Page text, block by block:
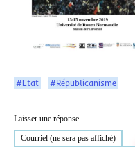
#Etat #Républicanisme
Laisser une réponse
Courriel (ne sera pas affiché)